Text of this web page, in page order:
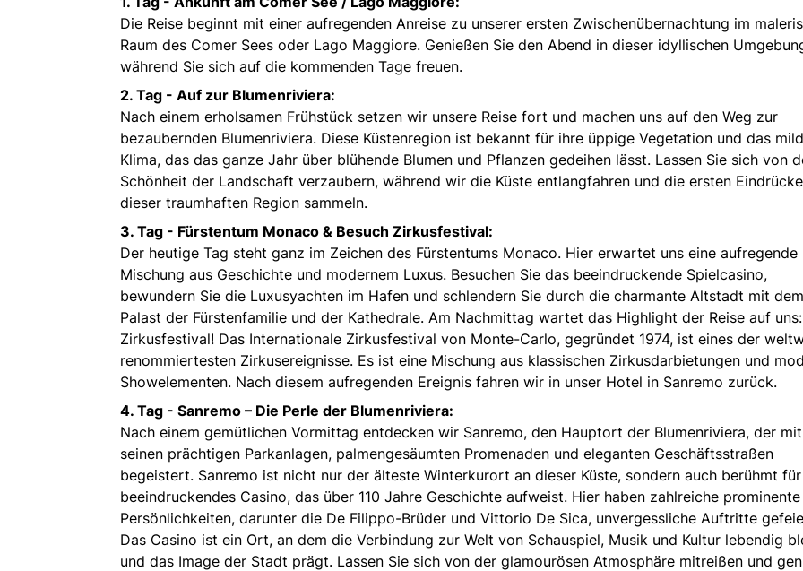
Die Reise beginnt mit einer aufregenden Anreise zu unserer ersten Zwischenübernachtung im
Raum des Comer Sees oder Lago Maggiore. Genießen Sie den Abend in dieser idyllischen
während Sie sich auf die kommenden Tage freuen.
2. Tag - Auf zur Blumenriviera:
Nach einem erholsamen Frühstück setzen wir unsere Reise fort und machen uns auf den Weg zur
bezaubernden Blumenriviera. Diese Küstenregion ist bekannt für ihre üppige Vegetation und das
Klima, das das ganze Jahr über blühende Blumen und Pflanzen gedeihen lässt. Lassen Sie sich von
Schönheit der Landschaft verzaubern, während wir die Küste entlangfahren und die ersten Eindrücke
dieser traumhaften Region sammeln.
3. Tag - Fürstentum Monaco & Besuch Zirkusfestival:
Der heutige Tag steht ganz im Zeichen des Fürstentums Monaco. Hier erwartet uns eine aufregende
Mischung aus Geschichte und modernem Luxus. Besuchen Sie das beeindruckende Spielcasino,
bewundern Sie die Luxusyachten im Hafen und schlendern Sie durch die charmante Altstadt mit dem
Palast der Fürstenfamilie und der Kathedrale. Am Nachmittag wartet das Highlight der Reise auf
Zirkusfestival! Das Internationale Zirkusfestival von Monte-Carlo, gegründet 1974, ist eines der
renommiertesten Zirkusereignisse. Es ist eine Mischung aus klassischen Zirkusdarbietungen und
Showelementen. Nach diesem aufregenden Ereignis fahren wir in unser Hotel in Sanremo zurück.
4. Tag - Sanremo – Die Perle der Blumenriviera:
Nach einem gemütlichen Vormittag entdecken wir Sanremo, den Hauptort der Blumenriviera, der mit
seinen prächtigen Parkanlagen, palmengesäumten Promenaden und eleganten Geschäftsstraßen
begeistert. Sanremo ist nicht nur der älteste Winterkurort an dieser Küste, sondern auch berühmt
beeindruckendes Casino, das über 110 Jahre Geschichte aufweist. Hier haben zahlreiche prominente
Persönlichkeiten, darunter die De Filippo-Brüder und Vittorio De Sica, unvergessliche Auftritte
Das Casino ist ein Ort, an dem die Verbindung zur Welt von Schauspiel, Musik und Kultur lebendig
und das Image der Stadt prägt. Lassen Sie sich von der glamourösen Atmosphäre mitreißen und